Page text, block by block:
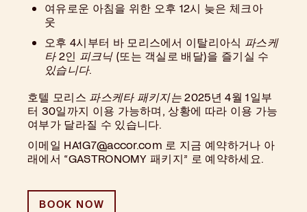
여유로운 아침을 위한 오후 12시 늦은 체크아
웃
오후 4시부터 바 모리스에서 이탈리아식 파스케
타2인 피크닉(또는 객실로 배달)을 즐기실 수
있습니다.
호텔 모리스 파스케타 패키지는2025년 4월 1일부
터 30일까지 이용 가능하며, 상황에 따라 이용 가능
여부가 달라질 수 있습니다.
이메일 HA1G7@accor.com 로 지금 예약하거나 아
래에서 “GASTRONOMY 패키지” 로 예약하세요.
BOOK NOW